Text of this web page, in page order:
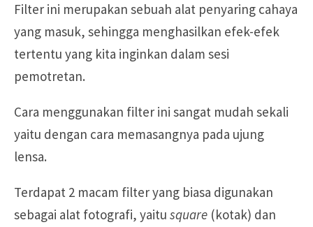
Filter ini merupakan sebuah alat penyaring cahaya
yang masuk, sehingga menghasilkan efek-efek
tertentu yang kita inginkan dalam sesi
pemotretan.
Cara menggunakan filter ini sangat mudah sekali
yaitu dengan cara memasangnya pada ujung
lensa.
Terdapat 2 macam filter yang biasa digunakan
sebagai alat fotografi, yaitu square (kotak) dan